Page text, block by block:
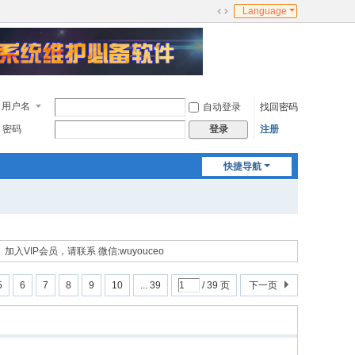
切
Language
用户名 自动登录
找回密码
密码
登录 注册
快捷导航
加入VIP会员，请联系 微信:wuyouceo
6 7 8 9 10 ... 39 / 39 页 下一页